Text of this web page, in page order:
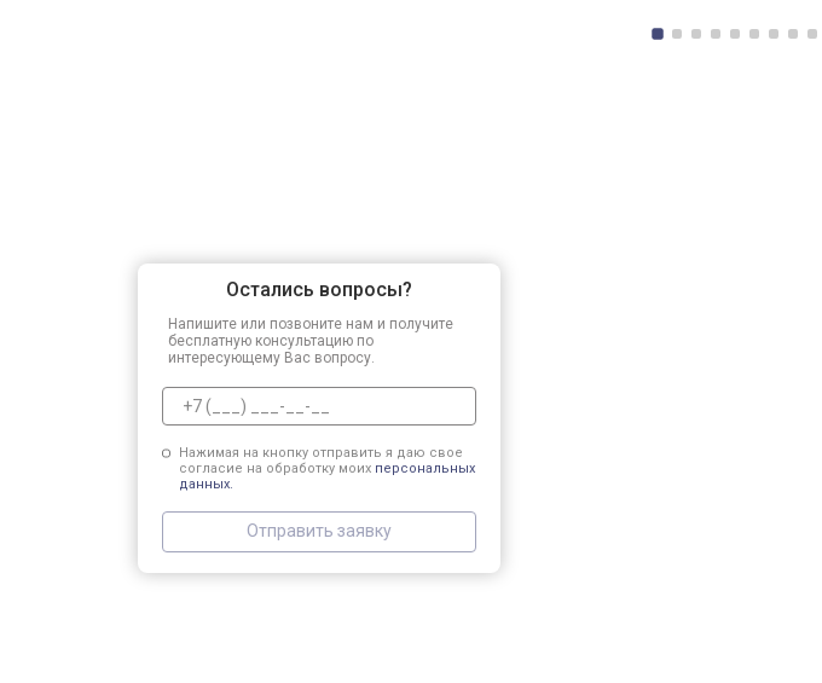
Остались вопросы?
Напишите или позвоните нам и получите
бесплатную консультацию по
интересующему Вас вопросу.
Нажимая на кнопку отправить я даю свое
согласие на обработку моих персональных
данных.
Отправить заявку